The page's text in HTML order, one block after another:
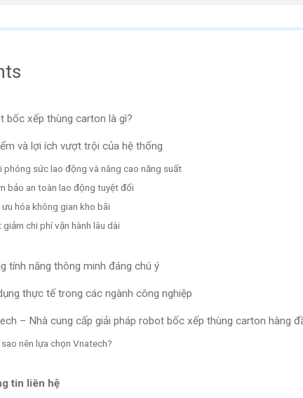
bốc xếp thùng carton là gì?
và lợi ích vượt trội của hệ thống
phóng sức lao động và nâng cao năng suất
bảo an toàn lao động tuyệt đối
ưu hóa không gian kho bãi
giảm chi phí vận hành lâu dài
tính năng thông minh đáng chú ý
thực tế trong các ngành công nghiệp
– Nhà cung cấp giải pháp robot bốc xếp thùng carton hàng
nên lựa chọn Vnatech?
tin liên hệ